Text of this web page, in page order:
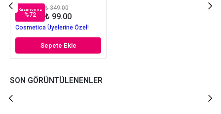
Kazancınız
%72
₺ 349.00
₺ 99.00
Cosmetica Üyelerine Özel!
Sepete Ekle
SON GÖRÜNTÜLENENLER